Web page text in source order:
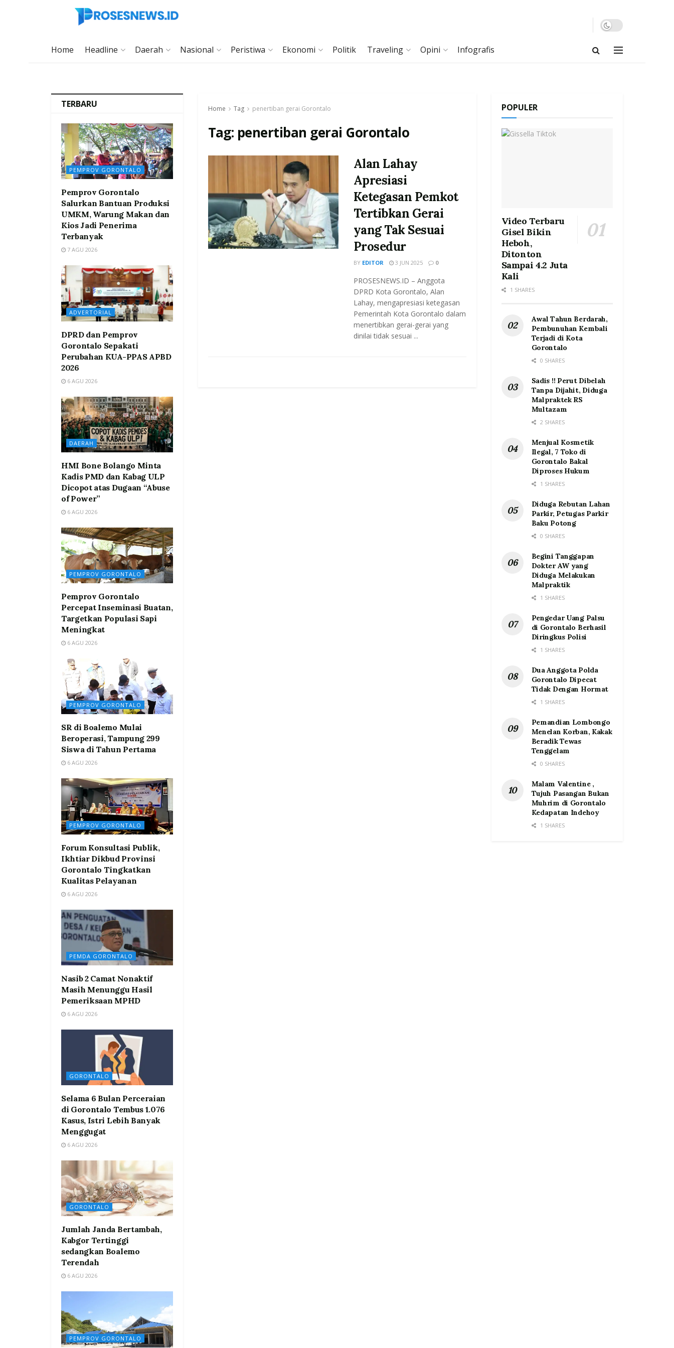
Home Headline Daerah Nasional Peristiwa Ekonomi Politik Traveling Opini Infografis
Home Tag penertiban gerai Gorontalo
Tag: penertiban gerai Gorontalo
Alan Lahay
Apresiasi
Ketegasan Pemkot
Tertibkan Gerai
yang Tak Sesuai
Prosedur
BY EDITOR 3 JUN 2025 0
PROSESNEWS.ID – Anggota
DPRD Kota Gorontalo, Alan
Lahay, mengapresiasi ketegasan
Pemerintah Kota Gorontalo dalam
menertibkan gerai-gerai yang
dinilai tidak sesuai ...
TERBARU
PEMPROV GORONTALO
Pemprov Gorontalo
Salurkan Bantuan Produksi
UMKM, Warung Makan dan
Kios Jadi Penerima
Terbanyak
7 AGU 2026
ADVERTORIAL
DPRD dan Pemprov
Gorontalo Sepakati
Perubahan KUA-PPAS APBD
2026
6 AGU 2026
DAERAH
HMI Bone Bolango Minta
Kadis PMD dan Kabag ULP
Dicopot atas Dugaan “Abuse
of Power”
6 AGU 2026
PEMPROV GORONTALO
Pemprov Gorontalo
Percepat Inseminasi Buatan,
Targetkan Populasi Sapi
Meningkat
6 AGU 2026
PEMPROV GORONTALO
SR di Boalemo Mulai
Beroperasi, Tampung 299
Siswa di Tahun Pertama
6 AGU 2026
PEMPROV GORONTALO
Forum Konsultasi Publik,
Ikhtiar Dikbud Provinsi
Gorontalo Tingkatkan
Kualitas Pelayanan
6 AGU 2026
PEMDA GORONTALO
Nasib 2 Camat Nonaktif
Masih Menunggu Hasil
Pemeriksaan MPHD
6 AGU 2026
GORONTALO
Selama 6 Bulan Perceraian
di Gorontalo Tembus 1.076
Kasus, Istri Lebih Banyak
Menggugat
6 AGU 2026
GORONTALO
Jumlah Janda Bertambah,
Kabgor Tertinggi
sedangkan Boalemo
Terendah
6 AGU 2026
PEMPROV GORONTALO
POPULER
Video Terbaru
Gisel Bikin
Heboh,
Ditonton
Sampai 4.2 Juta
Kali
1 SHARES
Awal Tahun Berdarah,
Pembunuhan Kembali
Terjadi di Kota
Gorontalo
0 SHARES
Sadis !! Perut Dibelah
Tanpa Dijahit, Diduga
Malpraktek RS
Multazam
2 SHARES
Menjual Kosmetik
Ilegal, 7 Toko di
Gorontalo Bakal
Diproses Hukum
1 SHARES
Diduga Rebutan Lahan
Parkir, Petugas Parkir
Baku Potong
0 SHARES
Begini Tanggapan
Dokter AW yang
Diduga Melakukan
Malpraktik
1 SHARES
Pengedar Uang Palsu
di Gorontalo Berhasil
Diringkus Polisi
1 SHARES
Dua Anggota Polda
Gorontalo Dipecat
Tidak Dengan Hormat
1 SHARES
Pemandian Lombongo
Menelan Korban, Kakak
Beradik Tewas
Tenggelam
0 SHARES
Malam Valentine ,
Tujuh Pasangan Bukan
Muhrim di Gorontalo
Kedapatan Indehoy
1 SHARES